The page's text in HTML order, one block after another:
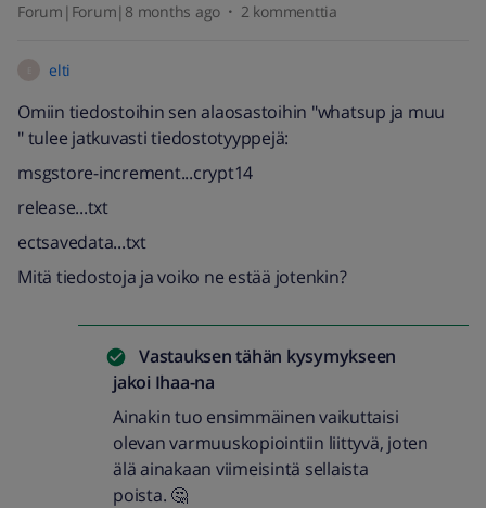
Forum|Forum|8 months ago 2 kommenttia
elti
Omiin tiedostoihin sen alaosastoihin "whatsup ja muu
" tulee jatkuvasti tiedostotyyppejä:
msgstore-increment...crypt14
release...txt
ectsavedata...txt
Mitä tiedostoja ja voiko ne estää jotenkin?
Vastauksen tähän kysymykseen
jakoi Ihaa-na
Ainakin tuo ensimmäinen vaikuttaisi
olevan varmuuskopiointiin liittyvä, joten
älä ainakaan viimeisintä sellaista
poista. 🤔